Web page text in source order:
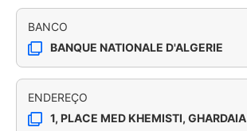
BANCO
BANQUE NATIONALE D'ALGERIE
ENDEREÇO
1, PLACE MED KHEMISTI, GHARDAIA